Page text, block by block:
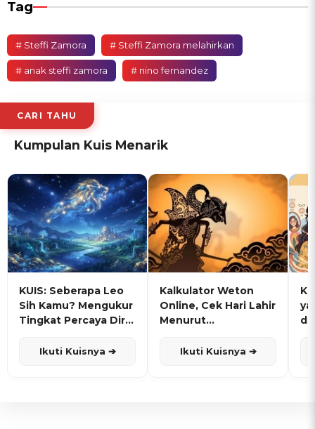
Tag
# Steffi Zamora # Steffi Zamora melahirkan
# anak steffi zamora # nino fernandez
CARI TAHU
Kumpulan Kuis Menarik
KUIS: Seberapa Leo
Sih Kamu? Mengukur
Tingkat Percaya Diri
Ikuti Kuisnya ➔
Kalkulator Weton
Online, Cek Hari Lahir
Menurut
Ikuti Kuisnya ➔